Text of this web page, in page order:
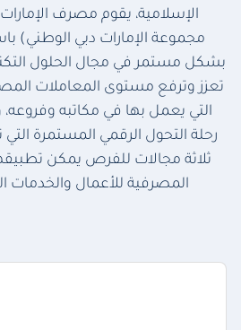
الإسلامية، يقوم مصرف
مجموعة الإمارات دبي الوطني)
بشكل مستمر في مجال الحلول
تعزز وترفع مستوى المعاملات
التي يعمل بها في مكاتبه
رحلة التحول الرقمي المستمرة
ثلاثة مجالات للفرص يمكن
المصرفية للأعمال والخدمات